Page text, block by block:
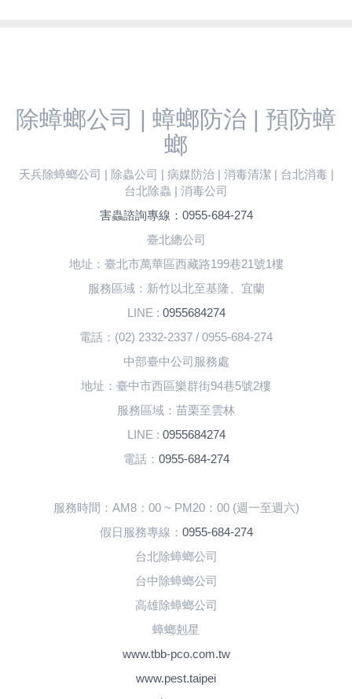
除蟑螂公司 | 蟑螂防治 | 預防蟑
螂
天兵除蟑螂公司 | 除蟲公司 | 病媒防治 | 消毒清潔 | 台北消毒 |
台北除蟲 | 消毒公司
害蟲諮詢專線：0955-684-274
臺北總公司
地址：臺北市萬華區西藏路199巷21號1樓
服務區域：新竹以北至基隆、宜蘭
LINE : 0955684274
電話：(02) 2332-2337 / 0955-684-274
中部臺中公司服務處
地址：臺中市西區樂群街94巷5號2樓
服務區域：苗栗至雲林
LINE : 0955684274
電話： 0955-684-274
服務時間：AM8：00 ~ PM20：00 (週一至週六)
假日服務專線： 0955-684-274
台北除蟑螂公司
台中除蟑螂公司
高雄除蟑螂公司
蟑螂剋星
www.tbb-pco.com.tw
www.pest.taipei